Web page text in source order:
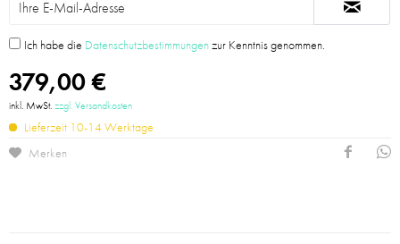
Ich habe die Datenschutzbestimmungenzur Kenntnis genommen.
379,00 €
inkl. MwSt.zzgl. Versandkosten
Lieferzeit 10-14 Werktage
Merken